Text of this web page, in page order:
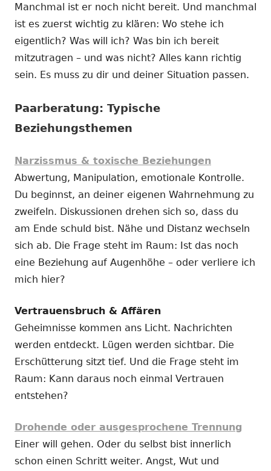
Manchmal ist er noch nicht bereit. Und manchmal
ist es zuerst wichtig zu klären: Wo stehe ich
eigentlich? Was will ich? Was bin ich bereit
mitzutragen – und was nicht? Alles kann richtig
sein. Es muss zu dir und deiner Situation passen.
Paarberatung: Typische
Beziehungsthemen
Narzissmus & toxische Beziehungen
Abwertung, Manipulation, emotionale Kontrolle.
Du beginnst, an deiner eigenen Wahrnehmung zu
zweifeln. Diskussionen drehen sich so, dass du
am Ende schuld bist. Nähe und Distanz wechseln
sich ab. Die Frage steht im Raum: Ist das noch
eine Beziehung auf Augenhöhe – oder verliere ich
mich hier?
Vertrauensbruch & Affären
Geheimnisse kommen ans Licht. Nachrichten
werden entdeckt. Lügen werden sichtbar. Die
Erschütterung sitzt tief. Und die Frage steht im
Raum: Kann daraus noch einmal Vertrauen
entstehen?
Drohende oder ausgesprochene Trennung
Einer will gehen. Oder du selbst bist innerlich
schon einen Schritt weiter. Angst, Wut und